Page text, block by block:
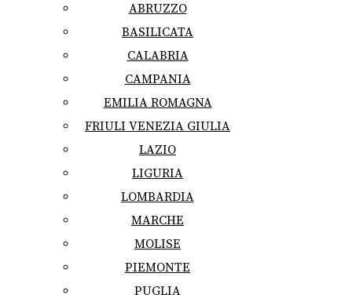
ABRUZZO
BASILICATA
CALABRIA
CAMPANIA
EMILIA ROMAGNA
FRIULI VENEZIA GIULIA
LAZIO
LIGURIA
LOMBARDIA
MARCHE
MOLISE
PIEMONTE
PUGLIA